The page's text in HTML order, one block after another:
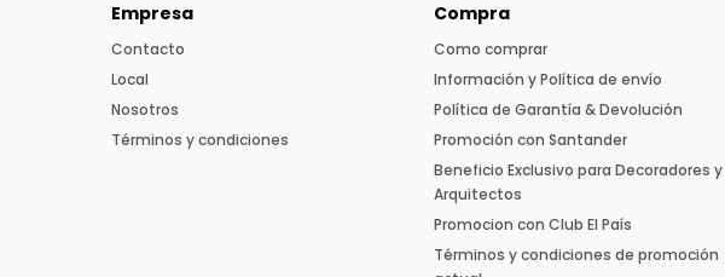
Empresa
Contacto
Local
Nosotros
Términos y condiciones
Compra
Como comprar
Información y Política de envío
Política de Garantía & Devolución
Promoción con Santander
Beneficio Exclusivo para Decoradores y
Arquitectos
Promocion con Club El País
Términos y condiciones de promoción